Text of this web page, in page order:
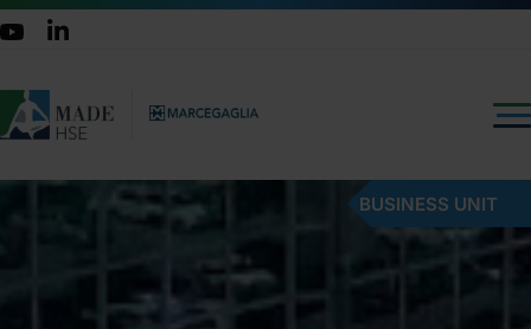
BUSINESS UNIT